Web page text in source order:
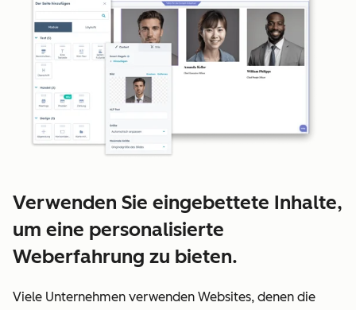
Verwenden Sie eingebettete Inhalte,
um eine personalisierte
Weberfahrung zu bieten.
Viele Unternehmen verwenden Websites, denen die